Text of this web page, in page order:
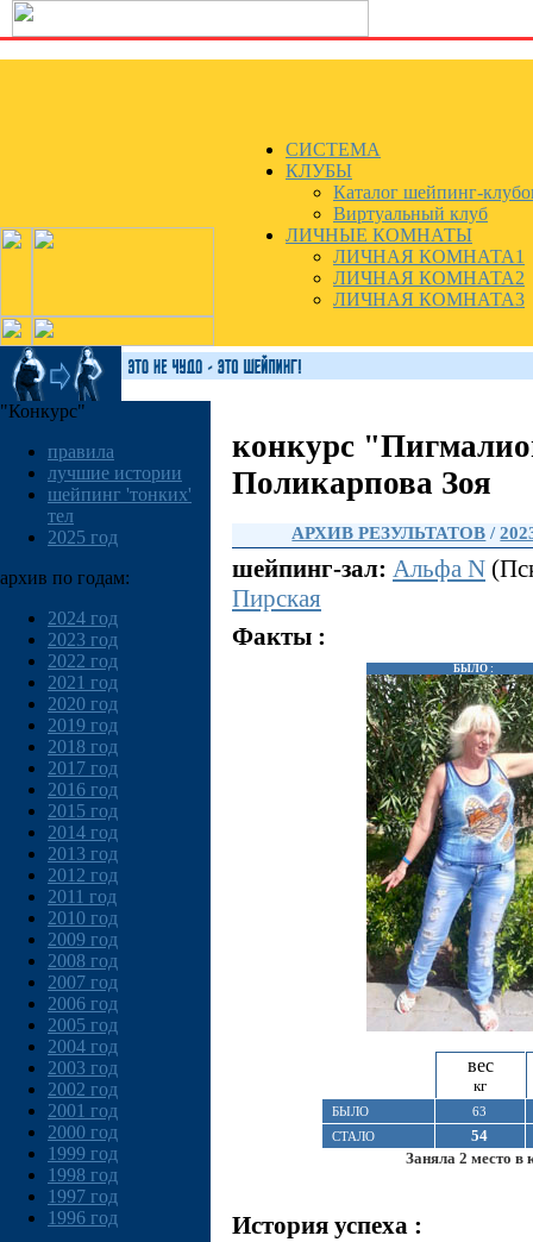
СИСТЕМА
КЛУБЫ
Каталог шейпинг-
Виртуальный клуб
ЛИЧНЫЕ КОМНАТЫ
ЛИЧНАЯ КОМНАТА1
ЛИЧНАЯ КОМНАТА2
ЛИЧНАЯ КОМНАТА3
"Конкурс"
правила
лучшие истории
шейпинг 'тонких'
тел
2025 год
архив по годам:
2024 год
2023 год
2022 год
2021 год
2020 год
2019 год
2018 год
2017 год
2016 год
2015 год
2014 год
2013 год
2012 год
2011 год
2010 год
2009 год
2008 год
2007 год
2006 год
2005 год
2004 год
2003 год
2002 год
2001 год
2000 год
1999 год
1998 год
1997 год
1996 год
конкурс
Поликарпова Зоя
АРХИВ РЕЗУЛЬТАТОВ /
шейпинг-зал: Альфа N
Пирская
Факты :
БЫЛО :
вес
кг
БЫЛО
63
СТАЛО
54
Заняла 2 место в
История успеха :